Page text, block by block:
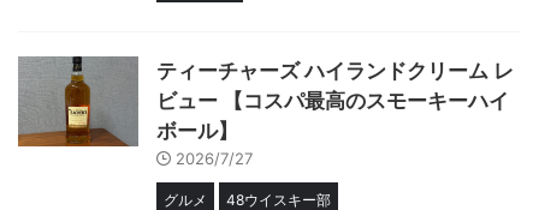
ティーチャーズ ハイランドクリーム レ
ビュー 【コスパ最高のスモーキーハイ
ボール】
2026/7/27
グルメ 48ウイスキー部